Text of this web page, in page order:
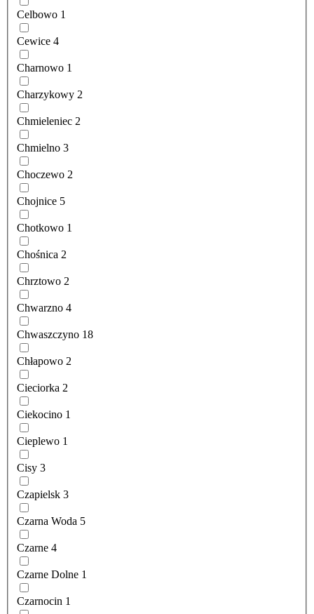
Celbowo 1
Cewice 4
Charnowo 1
Charzykowy 2
Chmieleniec 2
Chmielno 3
Choczewo 2
Chojnice 5
Chotkowo 1
Chośnica 2
Chrztowo 2
Chwarzno 4
Chwaszczyno 18
Chłapowo 2
Cieciorka 2
Ciekocino 1
Cieplewo 1
Cisy 3
Czapielsk 3
Czarna Woda 5
Czarne 4
Czarne Dolne 1
Czarnocin 1